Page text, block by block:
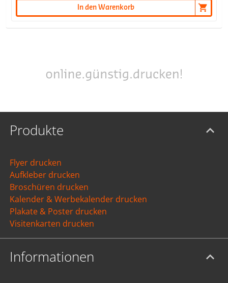
In den Warenkorb
Produkte
Flyer drucken
Aufkleber drucken
Broschüren drucken
Kalender & Werbekalender drucken
Plakate & Poster drucken
Visitenkarten drucken
Informationen